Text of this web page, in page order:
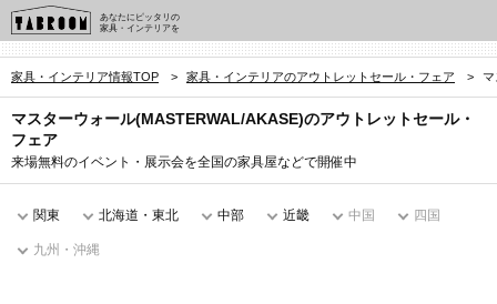
あなたにピッタリの
家具・インテリアを
家具・インテリア情報TOP > 家具・インテリアのアウトレットセール・フェア > マ
マスターウォール(MASTERWAL/AKASE)のアウトレットセール・
フェア
来場無料のイベント・展示会を全国の家具屋などで開催中
関東 北海道・東北 中部 近畿 中国 四国
九州・沖縄